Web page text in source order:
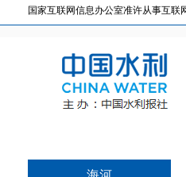
国家互联网信息办公室准许从事互联